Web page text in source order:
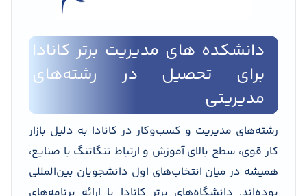
دانشکده های مدیریت برتر کانادا
برای تحصیل در رشته‌های
مدیریتی
رشته‌های مدیریت و کسب‌وکار در کانادا به دلیل بازار
کار قوی، سطح بالای آموزش و ارتباط تنگاتنگ با صنایع،
همیشه در میان انتخاب‌های اول دانشجویان بین‌المللی